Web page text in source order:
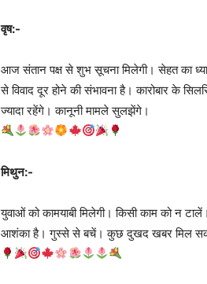
वृष:-
आज संतान पक्ष से शुभ सूचना मिलेगी। सेहत का
से विवाद दूर होने की संभावना है। कारोबार के
ज्यादा रहेंगे। कानूनी मामले सुलझेंगे।
मिथुन:-
युवाओं को कामयाबी मिलेगी। किसी काम को न
आशंका है। गुस्से से बचें। कुछ दुखद खबर मिल